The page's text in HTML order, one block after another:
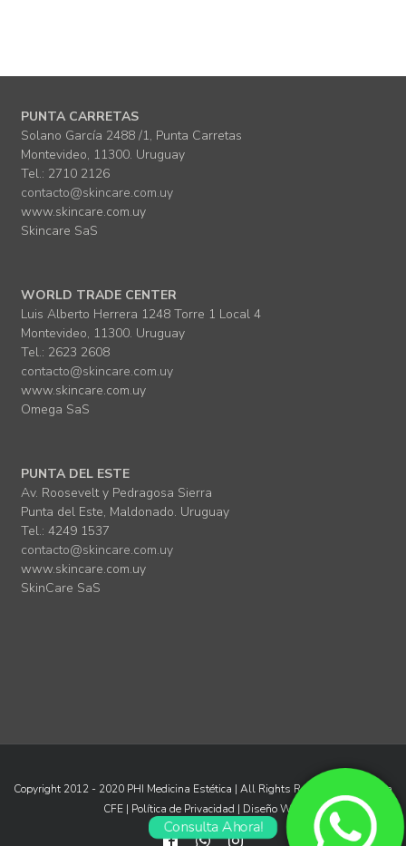
PUNTA CARRETAS
Solano García 2488 /1, Punta Carretas
Montevideo, 11300. Uruguay
Tel.: 2710 2126
contacto@skincare.com.uy
www.skincare.com.uy
Skincare SaS
WORLD TRADE CENTER
Luis Alberto Herrera 1248 Torre 1 Local 4
Montevideo, 11300. Uruguay
Tel.: 2623 2608
contacto@skincare.com.uy
www.skincare.com.uy
Omega SaS
PUNTA DEL ESTE
Av. Roosevelt y Pedragosa Sierra
Punta del Este, Maldonado. Uruguay
Tel.: 4249 1537
contacto@skincare.com.uy
www.skincare.com.uy
SkinCare SaS
Copyright 2012 - 2020 PHI Medicina Estética | All Rights Reserved |
Consulta
CFE| Política de Privacidad | Diseño Web
FacebookWhatsappInstagram
Consulta Ahora!